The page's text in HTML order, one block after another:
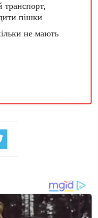
пішки
не мають